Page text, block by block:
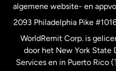
Verenigde
Verenigde
algemene website- en
2093 Philadelphia Pike
WorldRemit Corp. is
door het New York State
Services en in Puerto Rico